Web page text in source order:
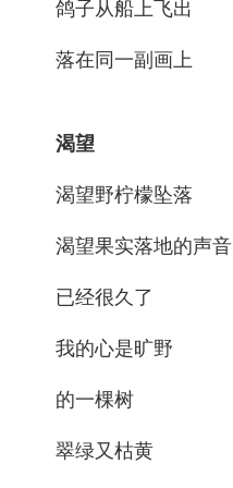
鸽子从船上飞出
落在同一副画上
渴望
渴望野柠檬坠落
渴望果实落地的声音
已经很久了
我的心是旷野
的一棵树
翠绿又枯黄